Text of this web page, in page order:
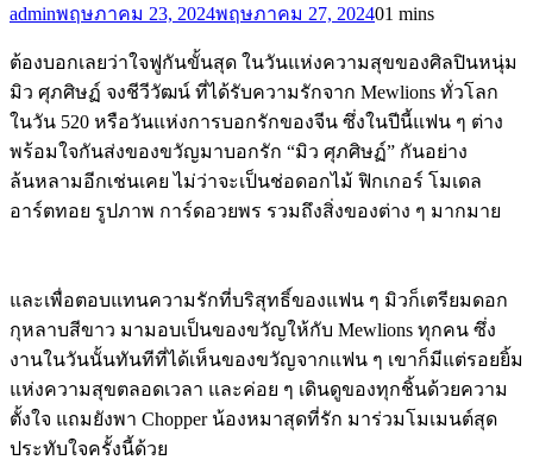
adminพฤษภาคม 23, 2024พฤษภาคม 27, 202401 mins
ต้องบอกเลยว่าใจฟูกันขั้นสุด ในวันแห่งความสุขของศิลปินหนุ่ม
มิว ศุภศิษฏ์ จงชีวีวัฒน์ ที่ได้รับความรักจาก Mewlions ทั่วโลก
ในวัน 520 หรือวันแห่งการบอกรักของจีน ซึ่งในปีนี้แฟน ๆ ต่าง
พร้อมใจกันส่งของขวัญมาบอกรัก “มิว ศุภศิษฏ์” กันอย่าง
ล้นหลามอีกเช่นเคย ไม่ว่าจะเป็นช่อดอกไม้ ฟิกเกอร์ โมเดล
อาร์ตทอย รูปภาพ การ์ดอวยพร รวมถึงสิ่งของต่าง ๆ มากมาย
และเพื่อตอบแทนความรักที่บริสุทธิ์ของแฟน ๆ มิวก็เตรียมดอก
กุหลาบสีขาว มามอบเป็นของขวัญให้กับ Mewlions ทุกคน ซึ่ง
งานในวันนั้นทันทีที่ได้เห็นของขวัญจากแฟน ๆ เขาก็มีแต่รอยยิ้ม
แห่งความสุขตลอดเวลา และค่อย ๆ เดินดูของทุกชิ้นด้วยความ
ตั้งใจ แถมยังพา Chopper น้องหมาสุดที่รัก มาร่วมโมเมนต์สุด
ประทับใจครั้งนี้ด้วย